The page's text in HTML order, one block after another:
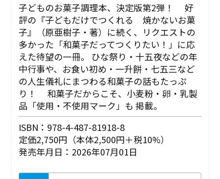
子どものお菓子調理本、決定版第2弾！ 好
評の『子どもだけでつくれる 焼かないお菓
子』（原亜樹子・著）に続く、リクエストの
多かった「和菓子だってつくりたい！」に応
えた待望の一冊。 ひな祭り・十五夜などの年
中行事や、お食い初め・一升餅・七五三など
の人生儀礼にまつわる和菓子の話もたっぷ
り！ 和菓子だからこそ、小麦粉・卵・乳製
品「使用・不使用マーク」も 掲載。
ISBN：978-4-487-81918-8
定価2,750円（本体2,500円＋税10%）
発売年月日：2026年07月01日